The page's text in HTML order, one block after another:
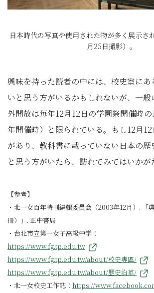
日本時代の写真や使用された物が多く展示さ
月25日撮影）。
興味を持った読者の中には、校史室に
いと思う方がいるかもしれないが、一
外開放は毎年12月12日の学園祭開催時
年開催時）と限られている。もし12月
があり、教科書に載っていない日本の
と思う方がいたら、訪れてみてはいかが
【参考】
・北一女百年特刊編輯委員会（2003年12月）. 「
冊）」. 正中書局
・台北市立第一女子高級中学：
https://www.fg.tp.edu.tw
https://www.fg.tp.edu.tw/about/校史專區/
https://www.fg.tp.edu.tw/about/歷史沿革/
・北一女校史工作誌： https://